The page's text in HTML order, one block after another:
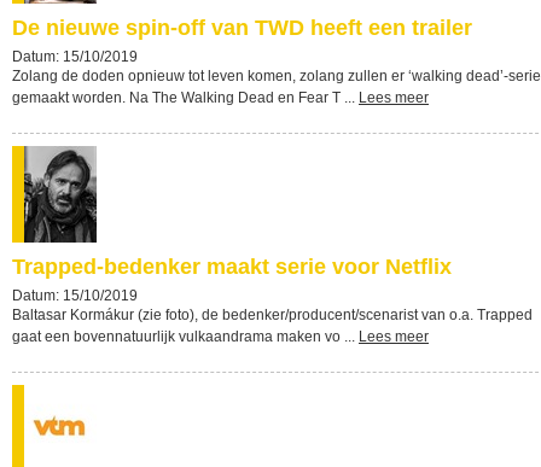
De nieuwe spin-off van TWD heeft een trailer
Datum: 15/10/2019
Zolang de doden opnieuw tot leven komen, zolang zullen er ‘walking dead’-
gemaakt worden. Na The Walking Dead en Fear T ... Lees meer
Trapped-bedenker maakt serie voor Netflix
Datum: 15/10/2019
Baltasar Kormákur (zie foto), de bedenker/producent/scenarist van o.a. Trapped
gaat een bovennatuurlijk vulkaandrama maken vo ... Lees meer